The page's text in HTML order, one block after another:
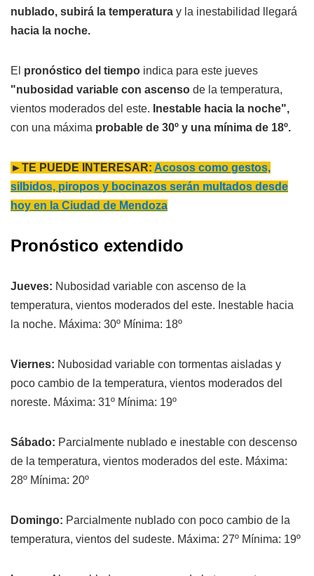
nublado, subirá la temperatura y la inestabilidad llegará
hacia la noche.
El pronóstico del tiempo indica para este jueves
"nubosidad variable con ascenso de la temperatura,
vientos moderados del este. Inestable hacia la noche",
con una máxima probable de 30º y una mínima de 18º.
►TE PUEDE INTERESAR: Acosos como gestos,
silbidos, piropos y bocinazos serán multados desde
hoy en la Ciudad de Mendoza
Pronóstico extendido
Jueves: Nubosidad variable con ascenso de la
temperatura, vientos moderados del este. Inestable hacia
la noche. Máxima: 30º Mínima: 18º
Viernes: Nubosidad variable con tormentas aisladas y
poco cambio de la temperatura, vientos moderados del
noreste. Máxima: 31º Mínima: 19º
Sábado: Parcialmente nublado e inestable con descenso
de la temperatura, vientos moderados del este. Máxima:
28º Mínima: 20º
Domingo: Parcialmente nublado con poco cambio de la
temperatura, vientos del sudeste. Máxima: 27º Mínima: 19º